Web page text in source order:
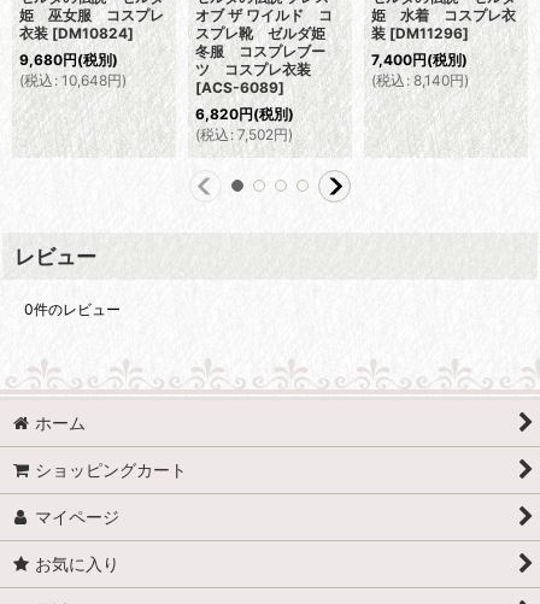
姫 巫女服 コスプレ
衣装 [DM10824]
9,680円(税別)
(税込 : 10,648円)
オブ ザ ワイルド コ
スプレ靴 ゼルダ姫
冬服 コスプレブー
ツ コスプレ衣装
[ACS-6089]
6,820円(税別)
(税込: 7,502円)
姫 水着 コスプレ衣
装 [DM11296]
7,400円(税別)
(税込 : 8,140円)
レビュー
0件のレビュー
ホーム
ショッピングカート
マイページ
お気に入り